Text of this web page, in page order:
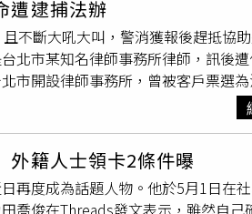
呈陽性。至於死亡的許姓駕駛是否
遭逮捕法辦
不斷大吼大叫，警消獲報後趕抵協
北市某知名律師事務所律師，訊後
市開設律師事務所，曾被客戶票選
被發現涉毒。陳4月17日深夜到永
報警，警消趕抵時見他渾身滿是酒
卻在他的包包內發現一包不明粉末，
毒品來源避重就輕、三緘其口，訊
籍人士領卡2條件曝
再度成為話題人物。他於5月1日在